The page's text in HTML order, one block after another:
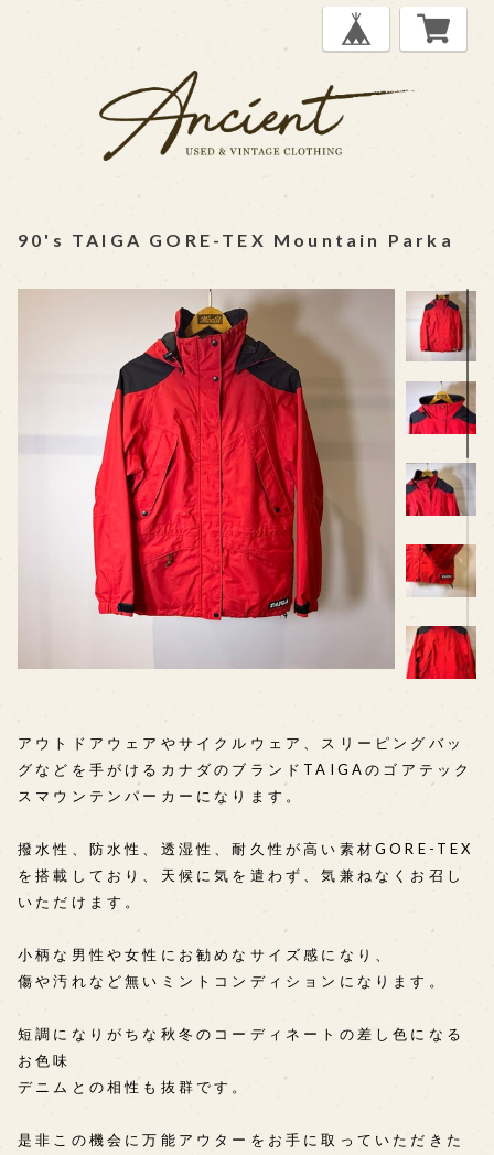
90's TAIGA GORE-TEX Mountain Parka
アウトドアウェアやサイクルウェア、スリーピングバッ
グなどを手がけるカナダのブランドTAIGAのゴアテック
スマウンテンパーカーになります。
撥水性、防水性、透湿性、耐久性が高い素材GORE-TEX
を搭載しており、天候に気を遣わず、気兼ねなくお召し
いただけます。
小柄な男性や女性にお勧めなサイズ感になり、
傷や汚れなど無いミントコンディションになります。
短調になりがちな秋冬のコーディネートの差し色になる
お色味
デニムとの相性も抜群です。
是非この機会に万能アウターをお手に取っていただきた